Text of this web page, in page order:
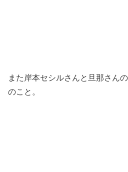
また岸本セシルさんと旦那さん
のこと。